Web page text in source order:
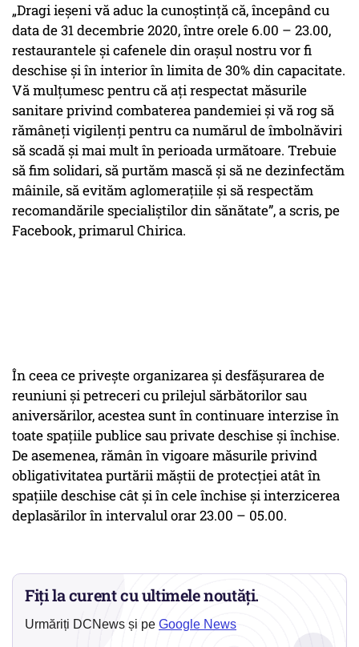
„Dragi ieșeni vă aduc la cunoştinţă că, începând cu
data de 31 decembrie 2020, între orele 6.00 – 23.00,
restaurantele şi cafenele din oraşul nostru vor fi
deschise şi în interior în limita de 30% din capacitate.
Vă mulţumesc pentru că aţi respectat măsurile
sanitare privind combaterea pandemiei şi vă rog să
rămâneţi vigilenţi pentru ca numărul de îmbolnăviri
să scadă şi mai mult în perioada următoare. Trebuie
să fim solidari, să purtăm mască şi să ne dezinfectăm
mâinile, să evităm aglomeraţiile şi să respectăm
recomandările specialiştilor din sănătate”, a scris, pe
Facebook, primarul Chirica.
În ceea ce privește organizarea și desfășurarea de
reuniuni și petreceri cu prilejul sărbătorilor sau
aniversărilor, acestea sunt în continuare interzise în
toate spațiile publice sau private deschise și închise.
De asemenea, rămân în vigoare măsurile privind
obligativitatea purtării măștii de protecției atât în
spațiile deschise cât și în cele închise și interzicerea
deplasărilor în intervalul orar 23.00 – 05.00.
Fiți la curent cu ultimele noutăți.
Urmăriți DCNews și pe Google News